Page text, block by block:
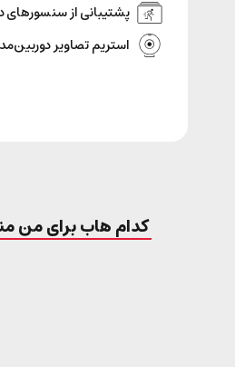
پشتیبانی از سنسور‌های
استریم تصاویر
کدام هاب برای من